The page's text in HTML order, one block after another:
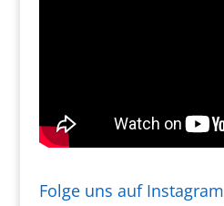
Folge uns auf Instagram